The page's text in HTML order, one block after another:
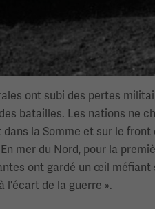
ont subi des pertes
batailles. Les nations ne
la Somme et sur le
mer du Nord, pour la
ont gardé un œil
l'écart de la guerre ».